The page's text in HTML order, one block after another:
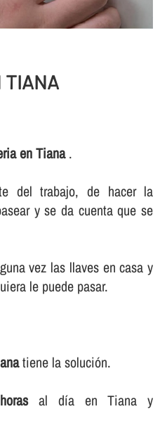
TIANA
en Tiana.
del trabajo, de hacer la
y se da cuenta que se
vez las llaves en casa y
le puede pasar.
tiene la solución.
al dí­a en Tiana y